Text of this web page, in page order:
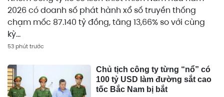
2026 có doanh số phát hành xổ số truyền thống
chạm mốc 87.140 tỷ đồng, tăng 13,66% so với cùng
kỳ...
53 phút trước
Chủ tịch công ty từng “nổ” có
100 tỷ USD làm đường sắt cao
tốc Bắc Nam bị bắt